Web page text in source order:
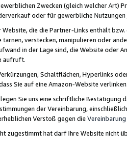
Zwecken (gleich welcher Art)
oder für gewerbliche
Website, die die Partner-Links enthält
tarnen, verstecken, manipulieren oder
in der Lage sind, die Website oder
aufruft.
Schaltflächen, Hyperlinks
Sie auf eine Amazon-Website
Sie uns eine schriftliche
der Vereinbarung,
Verstoß gegen die Vereinbarung
zugestimmt hat darf Ihre Website nicht